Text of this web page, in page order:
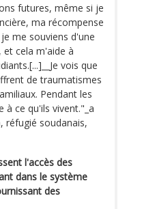
futures, même si je
ma récompense
me souviens d'une
et cela m'aide à
vois que
de traumatismes
Pendant les
à ce qu'ils vivent."_a
réfugié soudanais,
l'accès des
dans le système
des